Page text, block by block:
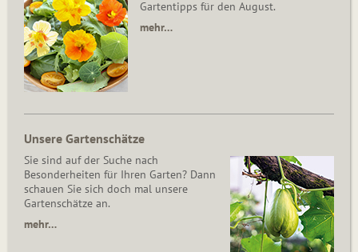
Gartentipps für den August.
mehr…
Unsere Gartenschätze
Sie sind auf der Suche nach
Besonderheiten für Ihren Garten? Dann
schauen Sie sich doch mal unsere
Gartenschätze an.
mehr…